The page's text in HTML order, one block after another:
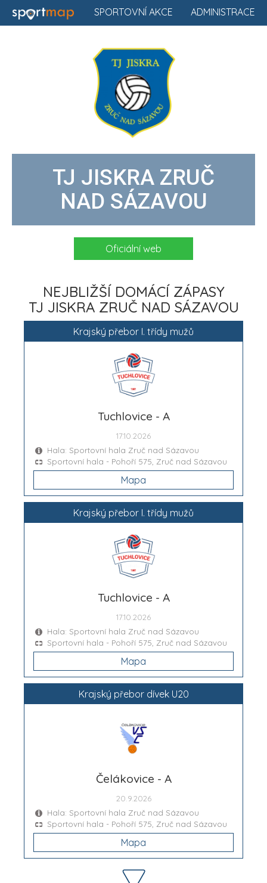
ADMINISTRACE
SPORTOVNÍ AKCE
TJ JISKRA ZRUČ
NAD SÁZAVOU
Oficiální web
NEJBLIŽŠÍ DOMÁCÍ ZÁPASY
TJ JISKRA ZRUČ NAD SÁZAVOU
Krajský přebor I. třídy mužů
Tuchlovice - A
17.10.2026
Hala: Sportovní hala Zruč nad Sázavou
Sportovní hala - Pohoří 575, Zruč nad Sázavou
Mapa
Krajský přebor I. třídy mužů
Tuchlovice - A
17.10.2026
Hala: Sportovní hala Zruč nad Sázavou
Sportovní hala - Pohoří 575, Zruč nad Sázavou
Mapa
Krajský přebor dívek U20
Čelákovice - A
20.9.2026
Hala: Sportovní hala Zruč nad Sázavou
Sportovní hala - Pohoří 575, Zruč nad Sázavou
Mapa